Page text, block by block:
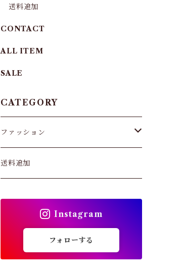
送料追加
CONTACT
ALL ITEM
SALE
CATEGORY
ファッション
パンツ&スカート
カーディガン
送料追加
Instagram
フォローする